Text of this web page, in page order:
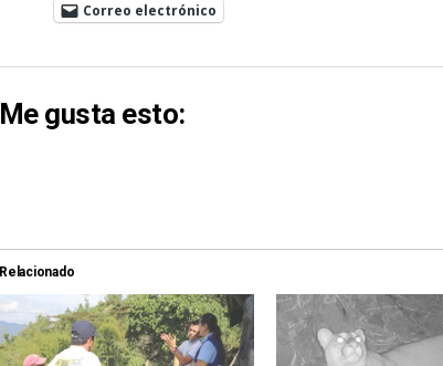
Correo electrónico
Me gusta esto:
Relacionado